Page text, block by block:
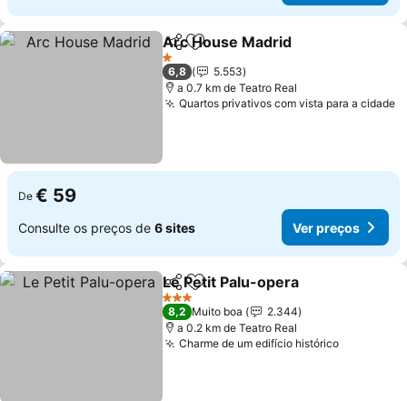
PartilharAdicionar aos favoritos
Arc House Madrid
1 Estrelas
6,8
5.553
a 0.7 km de Teatro Real
Quartos privativos com vista para a cidade
De € 59
Consulte os preços de 6 sites Ver preços
PartilharAdicionar aos favoritos
Le Petit Palu-opera
3 Estrelas
8,2 Muito boa
2.344
a 0.2 km de Teatro Real
Charme de um edifício históricoVer